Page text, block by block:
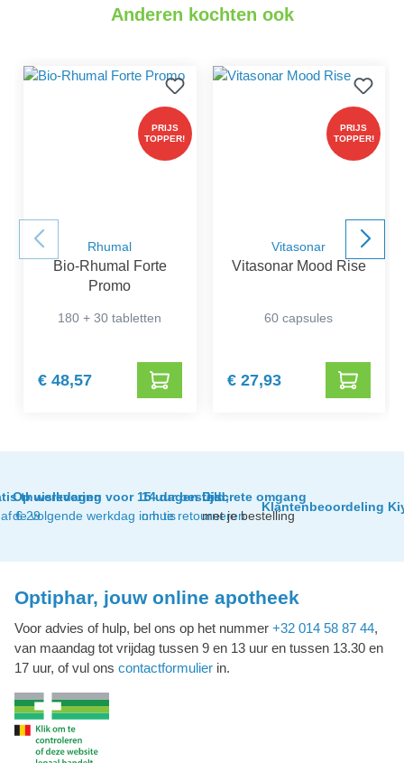
Anderen kochten ook
PRIJS
TOPPER!
Rhumal
Bio-Rhumal Forte
Promo
180 + 30 tabletten
€ 48,57
PRIJS
TOPPER!
Vitasonar
Vitasonar Mood Rise
60 capsules
€ 27,93
thuislevering
€ 29
Op werkdagen voor 15 uur besteld,
de volgende werkdag in huis
14 dagen tijd
om te retourneren
Discrete omgang
met je bestelling
Klantenbeoordeling
Optiphar, jouw online apotheek
Voor advies of hulp, bel ons op het nummer +32 014 58 87 44,
van maandag tot vrijdag tussen 9 en 13 uur en tussen 13.30 en
17 uur, of vul ons contactformulier in.